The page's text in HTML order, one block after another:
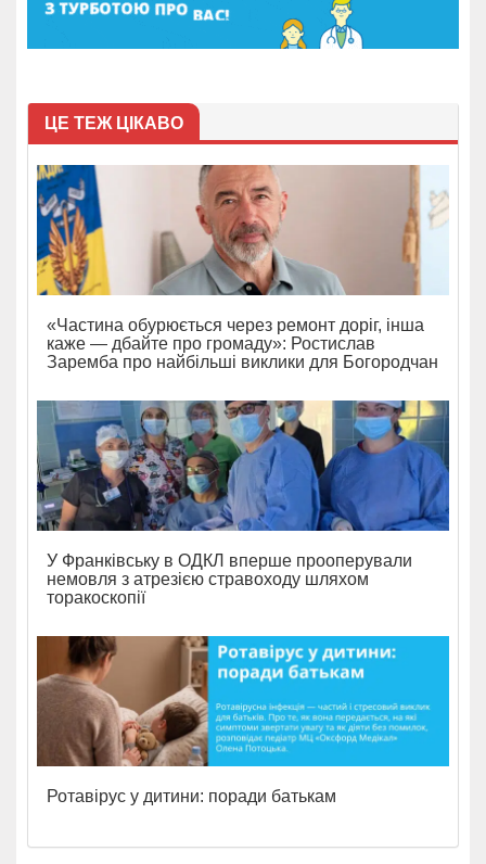
ЦЕ ТЕЖ ЦІКАВО
«Частина обурюється через ремонт доріг, інша
каже — дбайте про громаду»: Ростислав
Заремба про найбільші виклики для Богородчан
У Франківську в ОДКЛ вперше прооперували
немовля з атрезією стравоходу шляхом
торакоскопії
Ротавірус у дитини: поради батькам